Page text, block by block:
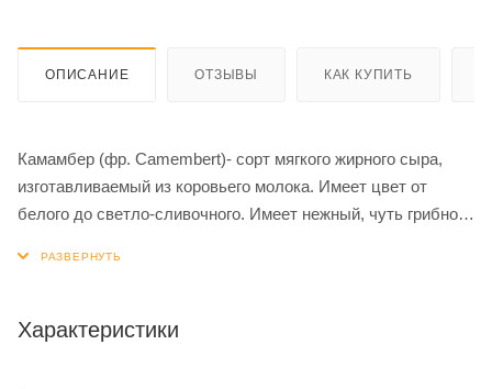
ОПИСАНИЕ ОТЗЫВЫ КАК КУПИТЬ
Камамбер (фр. Camembert)- сорт мягкого жирного сыра,
изготавливаемый из коровьего молока. Имеет цвет от
белого до светло-сливочного. Имеет нежный, чуть грибной
За 30 минут до употребления сыр желательно достать из
Характеристики